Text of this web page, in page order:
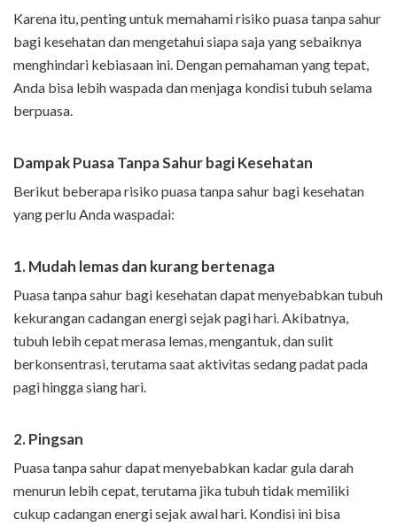
Karena itu, penting untuk memahami risiko puasa tanpa sahur
bagi kesehatan dan mengetahui siapa saja yang sebaiknya
menghindari kebiasaan ini. Dengan pemahaman yang tepat,
Anda bisa lebih waspada dan menjaga kondisi tubuh selama
berpuasa.
Dampak Puasa Tanpa Sahur bagi Kesehatan
Berikut beberapa risiko puasa tanpa sahur bagi kesehatan
yang perlu Anda waspadai:
1. Mudah lemas dan kurang bertenaga
Puasa tanpa sahur bagi kesehatan dapat menyebabkan tubuh
kekurangan cadangan energi sejak pagi hari. Akibatnya,
tubuh lebih cepat merasa lemas, mengantuk, dan sulit
berkonsentrasi, terutama saat aktivitas sedang padat pada
pagi hingga siang hari.
2.Pingsan
Puasa tanpa sahur dapat menyebabkan kadar gula darah
menurun lebih cepat, terutama jika tubuh tidak memiliki
cukup cadangan energi sejak awal hari. Kondisi ini bisa